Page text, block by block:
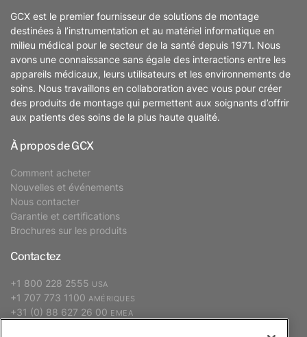
GCX est le premier fournisseur de solutions de montage
destinées à l’instrumentation et au matériel informatique en
milieu médical pour le secteur de la santé depuis 1971. Nous
avons une connaissance sans égale des interactions entre les
appareils médicaux, leurs utilisateurs et les environnements de
soins. Nous travaillons en collaboration avec vous pour créer
des produits de montage qui permettent aux soignants d’offrir
aux patients des soins de la plus haute qualité.
À propos de GCX
Comment acheter
Nouvelles et événements
Nous contacter
Garantie et certifications
Brochures sur les produits
Contactez
+1 800 228 2555 USA
+1 707 773 1100 AMÉRIQUES
+31 (0) 88 627 26 00 EMEA